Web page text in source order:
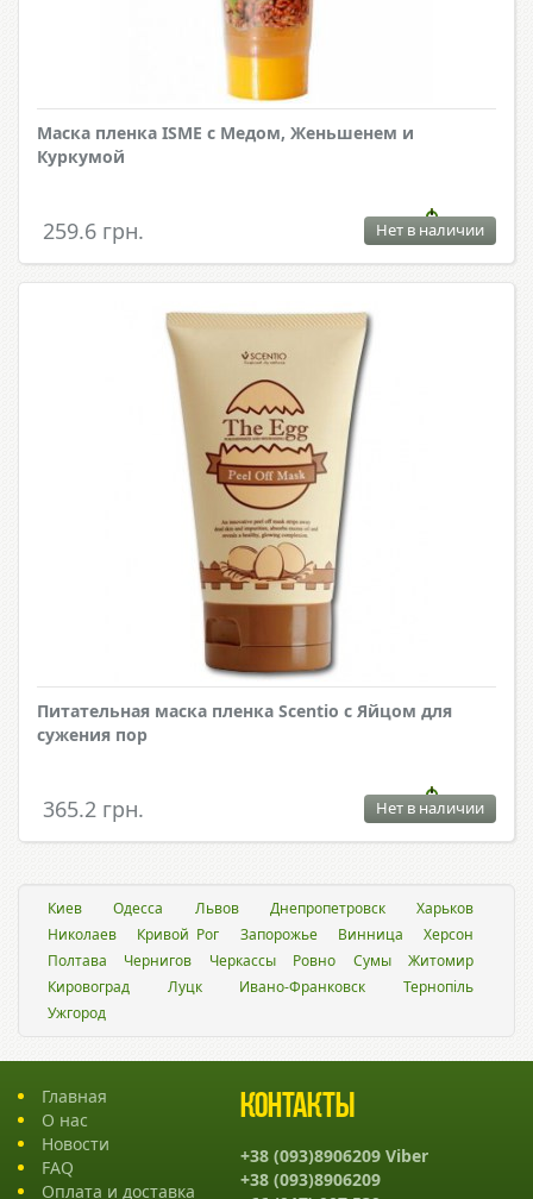
Маска пленка ISME с Медом, Женьшенем и
Куркумой
259.6 грн. Нет в наличии
Питательная маска пленка Scentio с Яйцом для
сужения пор
365.2 грн. Нет в наличии
Киев Одесса Львов Днепропетровск
Харьков
Николаев
Кривой Рог Запорожье Винница
Херсон
Полтава
Чернигов Черкассы Ровно Сумы
Житомир
Кировоград
Луцк Ивано-Франковск
Тернопіль
Ужгород
Главная
О нас
Новости
FAQ
Оплата и доставка
Контакты
+38 (093)8906209 Viber
+38 (093)8906209